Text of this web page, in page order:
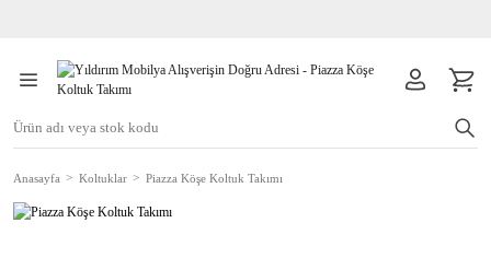
Anasayfa Koltuklar Piazza Köşe Koltuk Takımı